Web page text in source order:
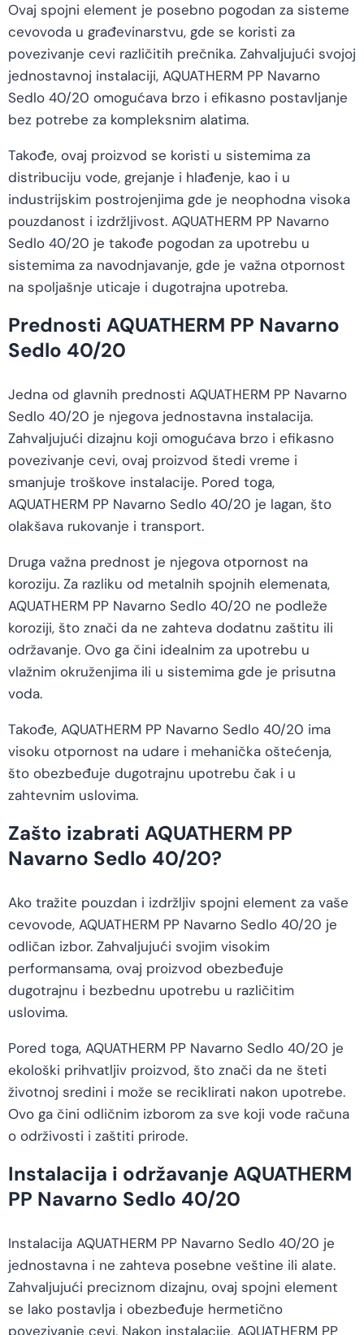
Ovaj spojni element je posebno pogodan za sisteme
cevovoda u građevinarstvu, gde se koristi za
povezivanje cevi različitih prečnika. Zahvaljujući svojoj
jednostavnoj instalaciji, AQUATHERM PP Navarno
Sedlo 40/20 omogućava brzo i efikasno postavljanje
bez potrebe za kompleksnim alatima.
Takođe, ovaj proizvod se koristi u sistemima za
distribuciju vode, grejanje i hlađenje, kao i u
industrijskim postrojenjima gde je neophodna visoka
pouzdanost i izdržljivost. AQUATHERM PP Navarno
Sedlo 40/20 je takođe pogodan za upotrebu u
sistemima za navodnjavanje, gde je važna otpornost
na spoljašnje uticaje i dugotrajna upotreba.
Prednosti AQUATHERM PP Navarno
Sedlo 40/20
Jedna od glavnih prednosti AQUATHERM PP Navarno
Sedlo 40/20 je njegova jednostavna instalacija.
Zahvaljujući dizajnu koji omogućava brzo i efikasno
povezivanje cevi, ovaj proizvod štedi vreme i
smanjuje troškove instalacije. Pored toga,
AQUATHERM PP Navarno Sedlo 40/20 je lagan, što
olakšava rukovanje i transport.
Druga važna prednost je njegova otpornost na
koroziju. Za razliku od metalnih spojnih elemenata,
AQUATHERM PP Navarno Sedlo 40/20 ne podleže
koroziji, što znači da ne zahteva dodatnu zaštitu ili
održavanje. Ovo ga čini idealnim za upotrebu u
vlažnim okruženjima ili u sistemima gde je prisutna
voda.
Takođe, AQUATHERM PP Navarno Sedlo 40/20 ima
visoku otpornost na udare i mehanička oštećenja,
što obezbeđuje dugotrajnu upotrebu čak i u
zahtevnim uslovima.
Zašto izabrati AQUATHERM PP
Navarno Sedlo 40/20?
Ako tražite pouzdan i izdržljiv spojni element za vaše
cevovode, AQUATHERM PP Navarno Sedlo 40/20 je
odličan izbor. Zahvaljujući svojim visokim
performansama, ovaj proizvod obezbeđuje
dugotrajnu i bezbednu upotrebu u različitim
uslovima.
Pored toga, AQUATHERM PP Navarno Sedlo 40/20 je
ekološki prihvatljiv proizvod, što znači da ne šteti
životnoj sredini i može se reciklirati nakon upotrebe.
Ovo ga čini odličnim izborom za sve koji vode računa
o održivosti i zaštiti prirode.
Instalacija i održavanje AQUATHERM
PP Navarno Sedlo 40/20
Instalacija AQUATHERM PP Navarno Sedlo 40/20 je
jednostavna i ne zahteva posebne veštine ili alate.
Zahvaljujući preciznom dizajnu, ovaj spojni element
se lako postavlja i obezbeđuje hermetično
povezivanje cevi. Nakon instalacije, AQUATHERM PP